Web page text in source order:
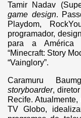
Tamir Nadav
game design.
Playdom,
programador,
para a América
“Minecraft: Story
“Vainglory”.
Caramuru
storyboarder,
Recife.
TV Globo,